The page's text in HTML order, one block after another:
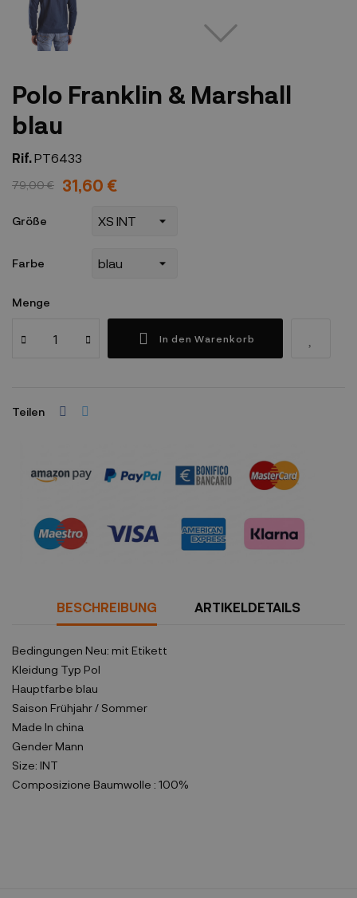
Polo Franklin & Marshall
blau
Rif.PT6433
79,00 € 31,60 €
Größe
Farbe
Menge
In den Warenkorb
Teilen
BESCHREIBUNG ARTIKELDETAILS
Bedingungen Neu: mit Etikett
Kleidung Typ Pol
Hauptfarbe blau
Saison Frühjahr / Sommer
Made In china
Gender Mann
Size: INT
Composizione Baumwolle : 100%